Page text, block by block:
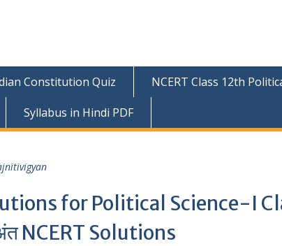
Constitution Quiz NCERT Class 12th
Syllabus in Hindi PDF
for Political Science-I
NCERT Solutions